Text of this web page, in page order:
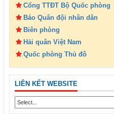
Cổng TTĐT Bộ Quốc phòng
Báo Quân đội nhân dân
Biên phòng
Hải quân Việt Nam
Quốc phòng Thủ đô
LIÊN KẾT WEBSITE